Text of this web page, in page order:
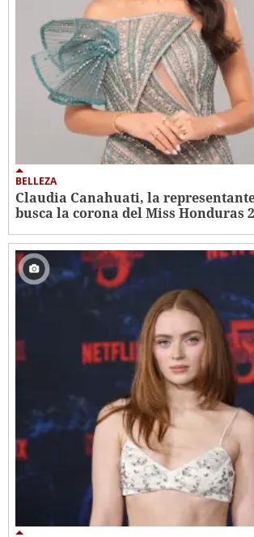
BELLEZA
Claudia Canahuati, la representante
busca la corona del Miss Honduras